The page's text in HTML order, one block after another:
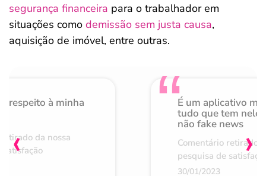
segurança financeira para o trabalhador em
situações como demissão sem justa causa,
aquisição de imóvel, entre outras.
respeito à minha
da nossa
É um aplicativo
tudo que tem nele
não fake news
Comentário retirado
pesquisa de
30/01/2023
‹ ›